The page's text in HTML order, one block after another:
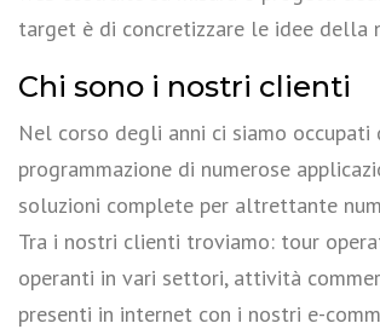
target è di concretizzare le idee della
Chi sono i nostri clienti
Nel corso degli anni ci siamo occupati
programmazione di numerose
soluzioni complete per altrettante
Tra i nostri clienti troviamo: tour
operanti in vari settori, attività
presenti in internet con i nostri e-